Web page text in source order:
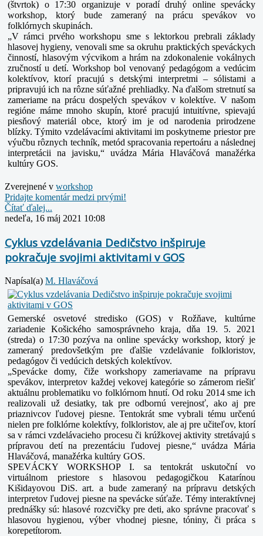
(štvrtok) o 17:30 organizuje v poradí druhý online spevácky
workshop, ktorý bude zameraný na prácu spevákov vo
folklórnych skupinách.
„V rámci prvého workshopu sme s lektorkou prebrali základy
hlasovej hygieny, venovali sme sa okruhu praktických speváckych
činností, hlasovým výcvikom a hrám na zdokonalenie vokálnych
zručností u detí. Workshop bol venovaný pedagógom a vedúcim
kolektívov, ktorí pracujú s detskými interpretmi – sólistami a
pripravujú ich na rôzne súťažné prehliadky. Na ďalšom stretnutí sa
zameriame na prácu dospelých spevákov v kolektíve. V našom
regióne máme mnoho skupín, ktoré pracujú intuitívne, spievajú
piesňový materiál obce, ktorý im je od narodenia prirodzene
blízky. Týmito vzdelávacími aktivitami im poskytneme priestor pre
výučbu rôznych techník, metód spracovania repertoáru a následnej
interpretácii na javisku,“ uvádza Mária Hlaváčová manažérka
kultúry GOS.
Zverejnené v workshop
Pridajte komentár medzi prvými!
Čítať ďalej...
nedeľa, 16 máj 2021 10:08
Cyklus vzdelávania Dedičstvo inšpiruje
pokračuje svojimi aktivitami v GOS
Napísal(a) M. Hlaváčová
Gemerské osvetové stredisko (GOS) v Rožňave, kultúrne
zariadenie Košického samosprávneho kraja, dňa 19. 5. 2021
(streda) o 17:30 pozýva na online spevácky workshop, ktorý je
zameraný predovšetkým pre ďalšie vzdelávanie folkloristov,
pedagógov či vedúcich detských kolektívov.
„Spevácke domy, čiže workshopy zameriavame na prípravu
spevákov, interpretov každej vekovej kategórie so zámerom riešiť
aktuálnu problematiku vo folklórnom hnutí. Od roku 2014 sme ich
realizovali už desiatky, tak pre odbornú verejnosť, ako aj pre
priaznivcov ľudovej piesne. Tentokrát sme vybrali tému určenú
nielen pre folklórne kolektívy, folkloristov, ale aj pre učiteľov, ktorí
sa v rámci vzdelávacieho procesu či krúžkovej aktivity stretávajú s
prípravou detí na prezentáciu ľudovej piesne,“ uvádza Mária
Hlaváčová, manažérka kultúry GOS.
SPEVÁCKY WORKSHOP I. sa tentokrát uskutoční vo
virtuálnom priestore s hlasovou pedagogičkou Katarínou
Kišidayovou DiS. art. a bude zameraný na prípravu detských
interpretov ľudovej piesne na spevácke súťaže. Témy interaktívnej
prednášky sú: hlasové rozcvičky pre deti, ako správne pracovať s
hlasovou hygienou, výber vhodnej piesne, tóniny, či práca s
korepetítorom.